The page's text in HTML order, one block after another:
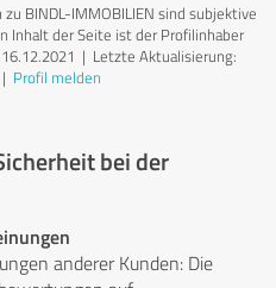
BINDL-IMMOBILIEN sind subjektive
Inhalt der Seite ist der Profilinhaber
| Letzte Aktualisierung:
| Profil melden
bei der
anderer Kunden: Die